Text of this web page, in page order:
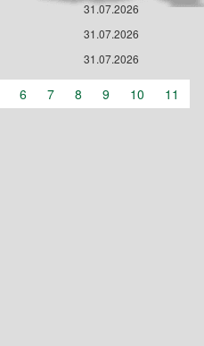
31.07.2026
31.07.2026
31.07.2026
6 7 8 9 10 11